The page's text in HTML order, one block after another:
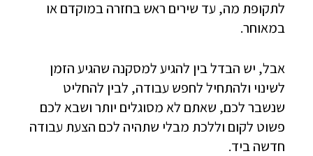
לתקופת מה, עד שירים ראש בחזרה במוקדם או
במאוחר.
אבל, יש הבדל בין להגיע למסקנה שהגיע הזמן
לשינוי ולהתחיל לחפש עבודה, לבין להחליט
שנשבר לכם, שאתם לא מסוגלים יותר ושבא לכם
פשוט לקום וללכת מבלי שתהיה לכם הצעת עבודה
חדשה ביד.